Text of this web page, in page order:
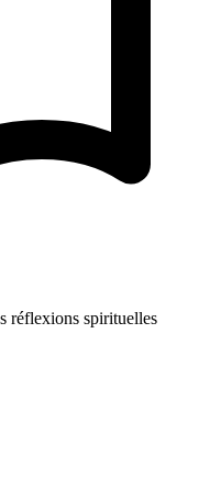
réflexions spirituelles